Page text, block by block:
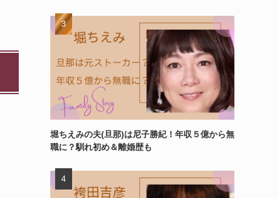
堀ちえみの夫(旦那)は尼子勝紀！年収５億から無
職に？馴れ初め＆離婚歴も